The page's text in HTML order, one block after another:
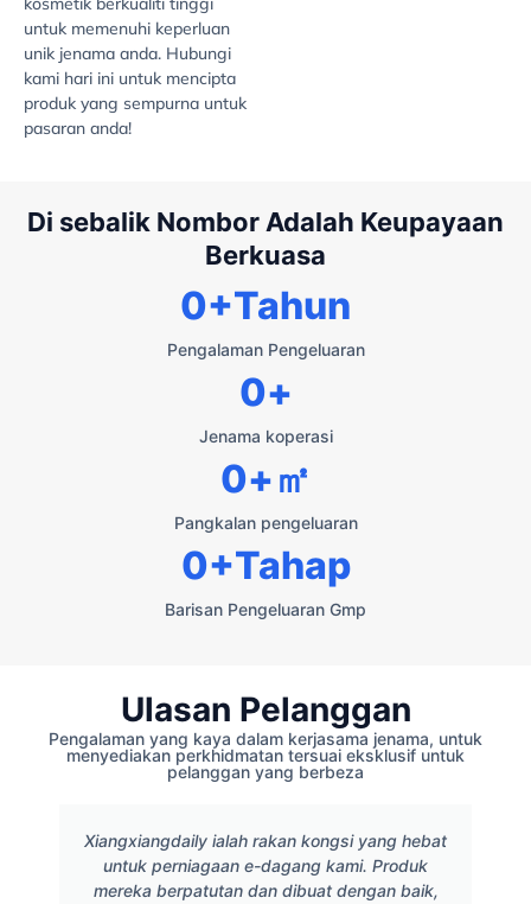
untuk memenuhi keperluan
unik jenama anda. Hubungi
kami hari ini untuk mencipta
produk yang sempurna untuk
pasaran anda!
Di sebalik Nombor Adalah Keupayaan
Berkuasa
Pengalaman Pengeluaran
0+Tahun
Jenama koperasi
0+
Pangkalan pengeluaran
0+㎡
Barisan Pengeluaran Gmp
0+Tahap
Ulasan Pelanggan
Pengalaman yang kaya dalam kerjasama jenama, untuk
menyediakan perkhidmatan tersuai eksklusif untuk
pelanggan yang berbeza
Xiangxiangdaily ialah rakan kongsi yang hebat
untuk perniagaan e-dagang kami. Produk
mereka berpatutan dan dibuat dengan baik,